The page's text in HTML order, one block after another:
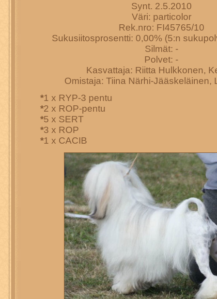
Synt. 2.5.2010
Väri: particolor
Rek.nro: FI45765/10
Sukusiitosprosentti: 0,00% (5:n
Silmät: -
Polvet: -
Kasvattaja: Riitta Hulkkonen,
Omistaja: Tiina Närhi-Jääskeläinen,
*1 x RYP-3 pentu
*2 x ROP-pentu
*5 x SERT
*3 x ROP
*1 x CACIB